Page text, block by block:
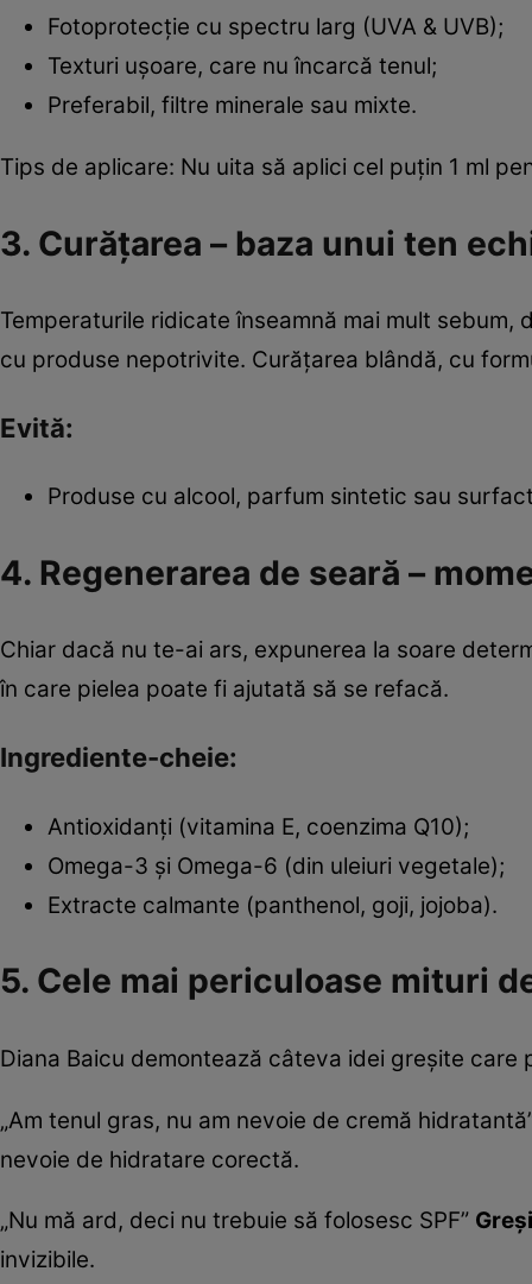
Fotoprotecție cu spectru larg (UVA & UVB);
Texturi ușoare, care nu încarcă tenul;
Preferabil, filtre minerale sau mixte.
Tips de aplicare: Nu uita să aplici cel puțin 1 ml
3. Curățarea – baza unui ten
Temperaturile ridicate înseamnă mai mult
cu produse nepotrivite. Curățarea blândă, cu
Evită:
Produse cu alcool, parfum sintetic sau
4. Regenerarea de seară –
Chiar dacă nu te-ai ars, expunerea la soare
în care pielea poate fi ajutată să se refacă.
Ingrediente-cheie:
Antioxidanți (vitamina E, coenzima Q10);
Omega-3 și Omega-6 (din uleiuri vegetale);
Extracte calmante (panthenol, goji, jojoba).
5. Cele mai periculoase mituri
Diana Baicu demontează câteva idei greșite care
„Am tenul gras, nu am nevoie de cremă
nevoie de hidratare corectă.
„Nu mă ard, deci nu trebuie să folosesc SPF”
invizibile.